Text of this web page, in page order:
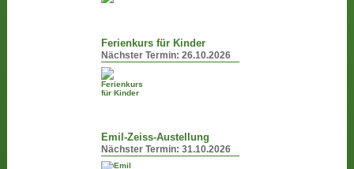
Ferienkurs für Kinder
Nächster Termin:26.10.2026
Emil-Zeiss-Austellung
Nächster Termin:31.10.2026